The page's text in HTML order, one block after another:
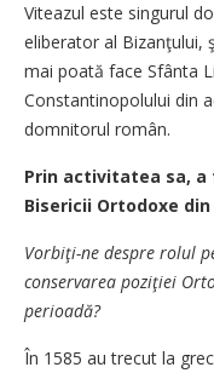
Viteazul este singurul
eliberator al Bizanţului,
mai poată face Sfânta
Constantinopolului din
domnitorul român.
Prin activitatea sa,
Bisericii Ortodoxe
Vorbiţi-ne despre rolul
conservarea poziţiei
perioadă?
În 1585 au trecut la